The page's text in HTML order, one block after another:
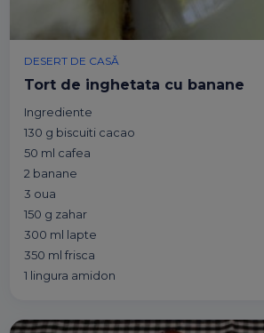
DESERT DE CASĂ
Tort de inghetata cu banane
Ingrediente
130 g biscuiti cacao
50 ml cafea
2 banane
3 oua
150 g zahar
300 ml lapte
350 ml frisca
1 lingura amidon